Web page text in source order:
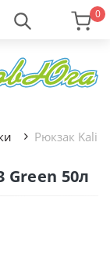
0
Рюкзак
Green 50л